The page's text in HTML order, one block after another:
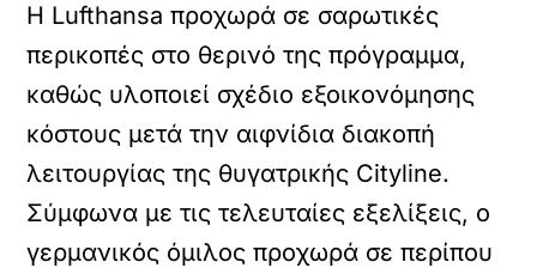
Η Lufthansa προχωρά σε σαρωτικές
περικοπές στο θερινό της πρόγραμμα,
καθώς υλοποιεί σχέδιο εξοικονόμησης
κόστους μετά την αιφνίδια διακοπή
λειτουργίας της θυγατρικής Cityline.
Σύμφωνα με τις τελευταίες εξελίξεις, ο
γερμανικός όμιλος προχωρά σε περίπου